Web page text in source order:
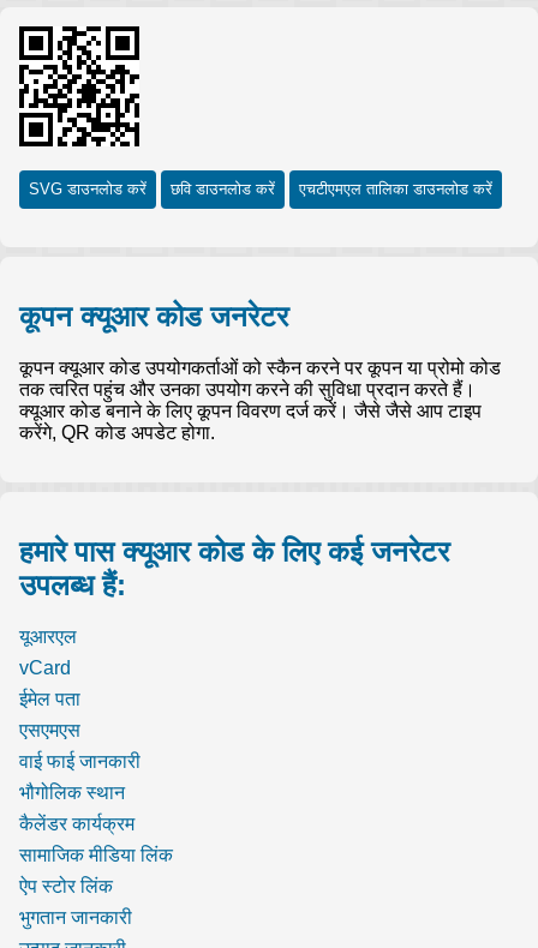
SVG डाउनलोड करें छवि डाउनलोड करें एचटीएमएल तालिका डाउनलोड करें
कूपन क्यूआर कोड जनरेटर
कूपन क्यूआर कोड उपयोगकर्ताओं को स्कैन करने पर कूपन या प्रोमो कोड
तक त्वरित पहुंच और उनका उपयोग करने की सुविधा प्रदान करते हैं।
क्यूआर कोड बनाने के लिए कूपन विवरण दर्ज करें। जैसे जैसे आप टाइप
करेंगे, QR कोड अपडेट होगा.
हमारे पास क्यूआर कोड के लिए कई जनरेटर
उपलब्ध हैं:
यूआरएल
vCard
ईमेल पता
एसएमएस
वाई फाई जानकारी
भौगोलिक स्थान
कैलेंडर कार्यक्रम
सामाजिक मीडिया लिंक
ऐप स्टोर लिंक
भुगतान जानकारी